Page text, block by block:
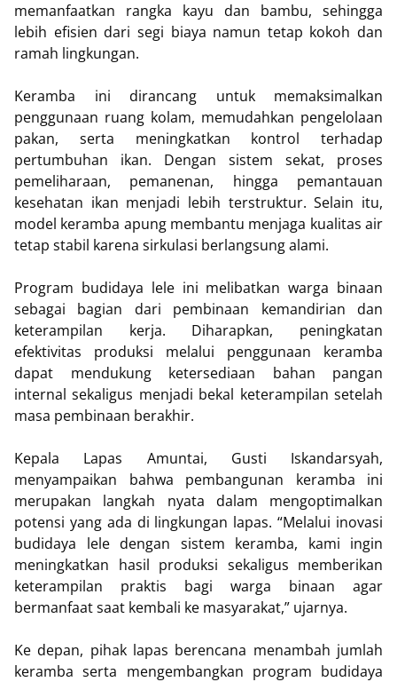
memanfaatkan rangka kayu dan bambu, sehingga
lebih efisien dari segi biaya namun tetap kokoh dan
ramah lingkungan.
Keramba ini dirancang untuk memaksimalkan
penggunaan ruang kolam, memudahkan pengelolaan
pakan, serta meningkatkan kontrol terhadap
pertumbuhan ikan. Dengan sistem sekat, proses
pemeliharaan, pemanenan, hingga pemantauan
kesehatan ikan menjadi lebih terstruktur. Selain itu,
model keramba apung membantu menjaga kualitas air
tetap stabil karena sirkulasi berlangsung alami.
Program budidaya lele ini melibatkan warga binaan
sebagai bagian dari pembinaan kemandirian dan
keterampilan kerja. Diharapkan, peningkatan
efektivitas produksi melalui penggunaan keramba
dapat mendukung ketersediaan bahan pangan
internal sekaligus menjadi bekal keterampilan setelah
masa pembinaan berakhir.
Kepala Lapas Amuntai, Gusti Iskandarsyah,
menyampaikan bahwa pembangunan keramba ini
merupakan langkah nyata dalam mengoptimalkan
potensi yang ada di lingkungan lapas. “Melalui inovasi
budidaya lele dengan sistem keramba, kami ingin
meningkatkan hasil produksi sekaligus memberikan
keterampilan praktis bagi warga binaan agar
bermanfaat saat kembali ke masyarakat,” ujarnya.
Ke depan, pihak lapas berencana menambah jumlah
keramba serta mengembangkan program budidaya